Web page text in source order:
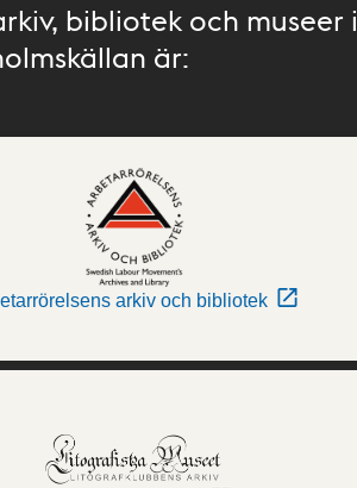
bibliotek och museer i
är:
arkiv och bibliotek